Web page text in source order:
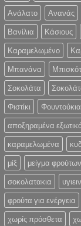
Ανάλατο
Ανανάς
Βανίλια
Κάσιους
Καραμελωμένο
Μπανάνα
Σοκολάτα
Φιστίκι
Φουντούκια
αποξηραμένα
καραμελωμένα
μίξ
μείγμα φρούτων
σοκολατακια
φρούτα για ενέργεια
χωρίς πρόσθετα